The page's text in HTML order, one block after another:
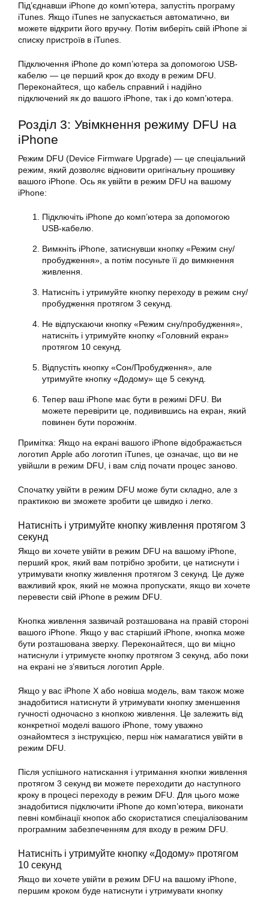
Під’єднавши iPhone до комп’ютера, запустіть програму
iTunes. Якщо iTunes не запускається автоматично, ви
можете відкрити його вручну. Потім виберіть свій iPhone зі
списку пристроїв в iTunes.
Підключення iPhone до комп’ютера за допомогою USB-
кабелю — це перший крок до входу в режим DFU.
Переконайтеся, що кабель справний і надійно
підключений як до вашого iPhone, так і до комп’ютера.
Розділ 3: Увімкнення режиму DFU на
iPhone
Режим DFU (Device Firmware Upgrade) — це спеціальний
режим, який дозволяє відновити оригінальну прошивку
вашого iPhone. Ось як увійти в режим DFU на вашому
iPhone:
Підключіть iPhone до комп’ютера за допомогою
USB-кабелю.
Вимкніть iPhone, затиснувши кнопку «Режим сну/
пробудження», а потім посуньте її до вимкнення
живлення.
Натисніть і утримуйте кнопку переходу в режим сну/
пробудження протягом 3 секунд.
Не відпускаючи кнопку «Режим сну/пробудження»,
натисніть і утримуйте кнопку «Головний екран»
протягом 10 секунд.
Відпустіть кнопку «Сон/Пробудження», але
утримуйте кнопку «Додому» ще 5 секунд.
Тепер ваш iPhone має бути в режимі DFU. Ви
можете перевірити це, подивившись на екран, який
повинен бути порожнім.
Примітка: Якщо на екрані вашого iPhone відображається
логотип Apple або логотип iTunes, це означає, що ви не
увійшли в режим DFU, і вам слід почати процес заново.
Спочатку увійти в режим DFU може бути складно, але з
практикою ви зможете зробити це швидко і легко.
Натисніть і утримуйте кнопку живлення протягом 3
секунд
Якщо ви хочете увійти в режим DFU на вашому iPhone,
перший крок, який вам потрібно зробити, це натиснути і
утримувати кнопку живлення протягом 3 секунд. Це дуже
важливий крок, який не можна пропускати, якщо ви хочете
перевести свій iPhone в режим DFU.
Кнопка живлення зазвичай розташована на правій стороні
вашого iPhone. Якщо у вас старіший iPhone, кнопка може
бути розташована зверху. Переконайтеся, що ви міцно
натиснули і утримуєте кнопку протягом 3 секунд, або поки
на екрані не з’явиться логотип Apple.
Якщо у вас iPhone X або новіша модель, вам також може
знадобитися натиснути й утримувати кнопку зменшення
гучності одночасно з кнопкою живлення. Це залежить від
конкретної моделі вашого iPhone, тому уважно
ознайомтеся з інструкцією, перш ніж намагатися увійти в
режим DFU.
Після успішного натискання і утримання кнопки живлення
протягом 3 секунд ви можете переходити до наступного
кроку в процесі переходу в режим DFU. Для цього може
знадобитися підключити iPhone до комп’ютера, виконати
певні комбінації кнопок або скористатися спеціалізованим
програмним забезпеченням для входу в режим DFU.
Натисніть і утримуйте кнопку «Додому» протягом
10 секунд
Якщо ви хочете увійти в режим DFU на вашому iPhone,
першим кроком буде натиснути і утримувати кнопку